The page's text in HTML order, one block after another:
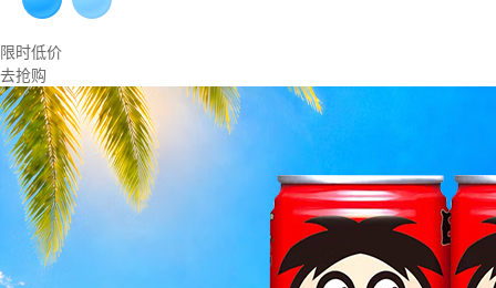
限时低价
去抢购